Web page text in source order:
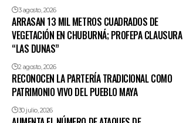
3 agosto, 2026
ARRASAN 13 MIL METROS CUADRADOS DE
VEGETACIÓN EN CHUBURNÁ; PROFEPA CLAUSURA
“LAS DUNAS”
2 agosto, 2026
RECONOCEN LA PARTERÍA TRADICIONAL COMO
PATRIMONIO VIVO DEL PUEBLO MAYA
30 julio, 2026